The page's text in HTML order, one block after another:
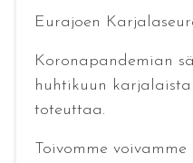
Eurajoen
Koronapandemian
huhtikuun
toteuttaa.
Toivomme voivamme